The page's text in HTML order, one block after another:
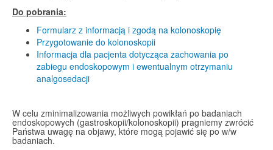
Do pobrania:
Formularz z informacją i zgodą na kolonoskopię
Przygotowanie do kolonoskopii
Informacja dla pacjenta dotycząca zachowania po
zabiegu endoskopowym i ewentualnym otrzymaniu
analgosedacji
W celu zminimalizowania możliwych powikłań po badaniach
endoskopowych (gastroskopii/kolonoskopii) pragniemy zwrócić
Państwa uwagę na objawy, które mogą pojawić się po w/w
badaniach.